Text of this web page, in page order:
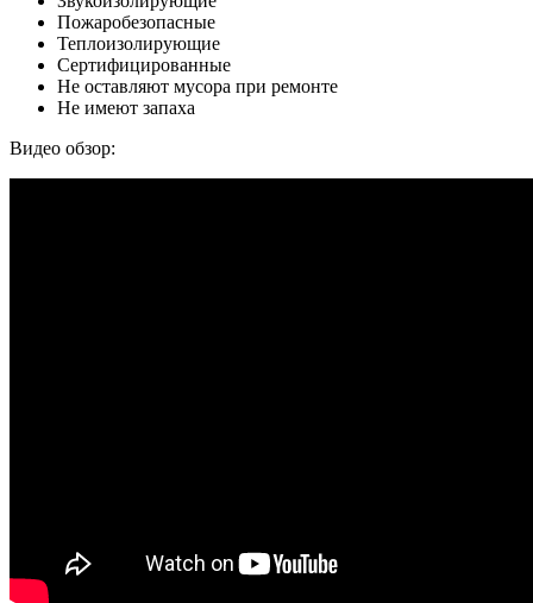
Пожаробезопасные
Теплоизолирующие
Сертифицированные
Не оставляют мусора при ремонте
Не имеют запаха
Видео обзор: